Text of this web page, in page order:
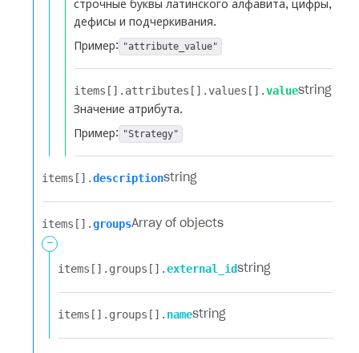
строчные буквы латинского алфавита, цифры,
дефисы и подчеркивания.
Пример: "attribute_value"
items[].​ attributes[].​values[].​valuestring
Значение атрибута.
Пример: "Strategy"
items[].​descriptionstring
items[].​groupsArray of objects
-
items[].​ groups[].​external_idstring
items[].​ groups[].​ namestring